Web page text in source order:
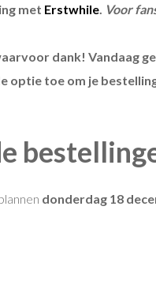
met Erstwhile Voor
dank! Vandaag
optie toe om je
donderdag 18